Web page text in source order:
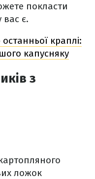
покласти
вас є.
краплі:
капусняку
з
ложок